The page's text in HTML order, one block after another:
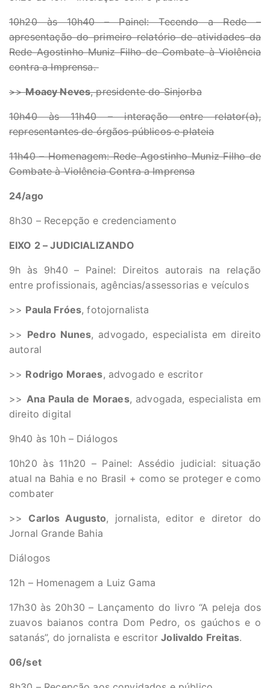
10h20 às 10h40 – Painel: Tecendo a Rede –
apresentação do primeiro relatório de atividades da
Rede Agostinho Muniz Filho de Combate à Violência
contra a Imprensa.
>>Moacy Neves, presidente do Sinjorba
10h40 às 11h40 – interação entre relator(a),
representantes de órgãos públicos e plateia
11h40 – Homenagem: Rede Agostinho Muniz Filho de
Combate à Violência Contra a Imprensa
24/ago
8h30 – Recepção e credenciamento
EIXO 2 – JUDICIALIZANDO
9h às 9h40 – Painel: Direitos autorais na relação
entre profissionais, agências/assessorias e veículos
>> Paula Fróes, fotojornalista
>> Pedro Nunes, advogado, especialista em direito
autoral
>> Rodrigo Moraes, advogado e escritor
>> Ana Paula de Moraes, advogada, especialista em
direito digital
9h40 às 10h – Diálogos
10h20 às 11h20 – Painel: Assédio judicial: situação
atual na Bahia e no Brasil + como se proteger e como
combater
>> Carlos Augusto, jornalista, editor e diretor do
Jornal Grande Bahia
Diálogos
12h – Homenagem a Luiz Gama
17h30 às 20h30 – Lançamento do livro “A peleja dos
zuavos baianos contra Dom Pedro, os gaúchos e o
satanás”, do jornalista e escritorJolivaldo Freitas.
06/set